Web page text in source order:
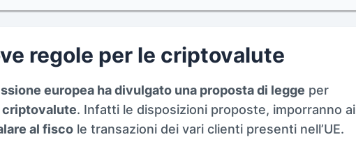
regole per le criptovalute
europea ha divulgato una proposta di legge per
. Infatti le disposizioni proposte, imporranno ai
al fisco le transazioni dei vari clienti presenti nell’UE.